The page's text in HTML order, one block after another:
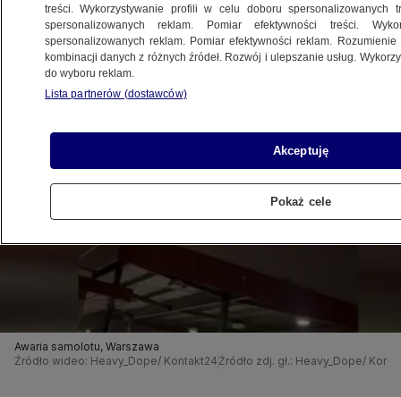
30.09.2025, 08:16Aktualizacja: 30.09.2025, 13:37
Posłuchaj artykułu
Czyta lektor AI
Awaria samolotu, Warszawa
Źródło wideo: Heavy_Dope/ Kontakt24 Źródło zdj. gł.: Heavy_Dope/
treści. Wykorzystywanie profili w celu doboru spersonalizowanych
spersonalizowanych reklam. Pomiar efektywności treści.
spersonalizowanych reklam. Pomiar efektywności reklam.
kombinacji danych z różnych źródeł. Rozwój i ulepszanie usług.
do wyboru reklam.
Lista partnerów (dostawców)
Akceptuję
Pokaż cele